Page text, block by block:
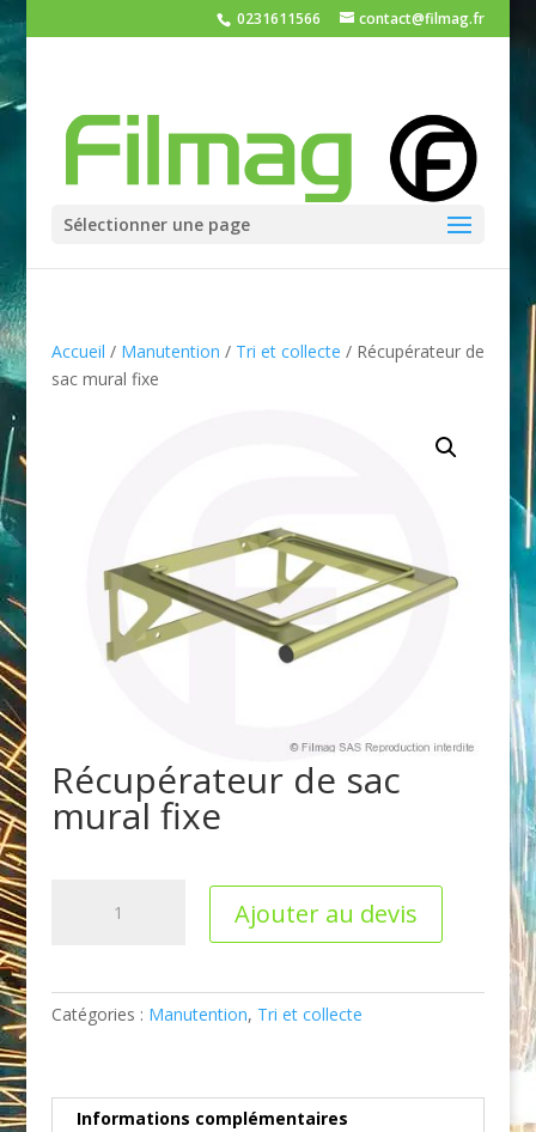
0231611566 contact@filmag.fr
Sélectionner une page
Accueil / Manutention / Tri et collecte / Récupérateur de
sac mural fixe
Récupérateur de sac
mural fixe
mural
Ajouter au devis
Catégories : Manutention, Tri et collecte
Informations complémentaires